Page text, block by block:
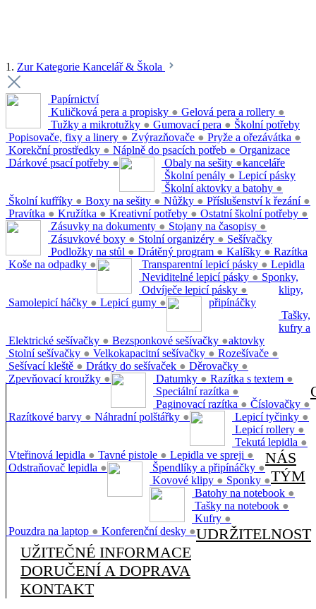
1. Zur Kategorie Kancelář & Škola
Papírnictví
Kuličková pera a propisky ● Gelová pera a rollery ●
Tužky a mikrotužky ● Gumovací pera ●
Popisovače, fixy a linery ● Zvýrazňovače ● Pryže a ořezávátka ●
Korekční prostředky ● Náplně do psacích potřeb ●
Dárkové psací potřeby ●
Školní potřeby
Obaly na sešity ●
Školní penály ●
Školní aktovky a batohy ●
Školní kufříky ● Boxy na sešity ● Nůžky ● Příslušenství k řezání ●
Pravítka ● Kružítka ● Kreativní potřeby ● Ostatní školní potřeby ●
Organizace
kanceláře
Zásuvky na dokumenty ● Stojany na časopisy ●
Zásuvkové boxy ● Stolní organizéry ●
Podložky na stůl ● Drátěný program ● Kalíšky ●
Koše na odpadky ●
Lepicí pásky
Transparentní lepicí pásky ●
Neviditelné lepicí pásky ●
Odvíječe lepicí pásky ●
Samolepicí háčky ● Lepicí gumy ●
Sešívačky
Elektrické sešívačky ● Bezsponkové sešívačky ●
Stolní sešívačky ● Velkokapacitní sešívačky ● Rozešívače ●
Sešívací kleště ● Drátky do sešívaček ● Děrovačky ●
Zpevňovací kroužky ●
Razítka
Datumky ● Razítka s textem ●
Speciální razítka ●
Paginovací razítka ● Číslovačky ●
Razítkové barvy ● Náhradní polštářky ●
Lepidla
Lepicí tyčinky ●
Lepicí rollery ●
Tekutá lepidla ●
Vteřinová lepidla ● Tavné pistole ● Lepidla ve spreji ●
Odstraňovač lepidla ●
Sponky,
klipy,
připínáčky
Špendlíky a připínáčky ●
Kovové klipy ● Sponky ●
Tašky,
kufry a
aktovky
Batohy na notebook ●
Tašky na notebook ●
Kufry ●
Pouzdra na laptop ● Konferenční desky ●
NÁS
TÝM
UDRŽITELNOST
UŽITEČNÉ INFORMACE
DORUČENÍ A DOPRAVA
KONTAKT